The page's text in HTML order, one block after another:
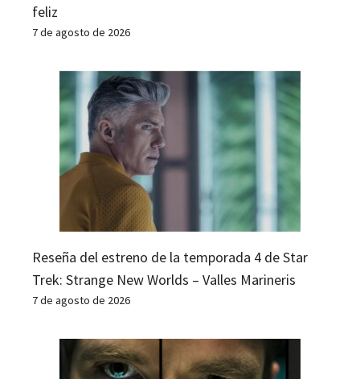
feliz
7 de agosto de 2026
Reseña del estreno de la temporada 4 de Star
Trek: Strange New Worlds – Valles Marineris
7 de agosto de 2026